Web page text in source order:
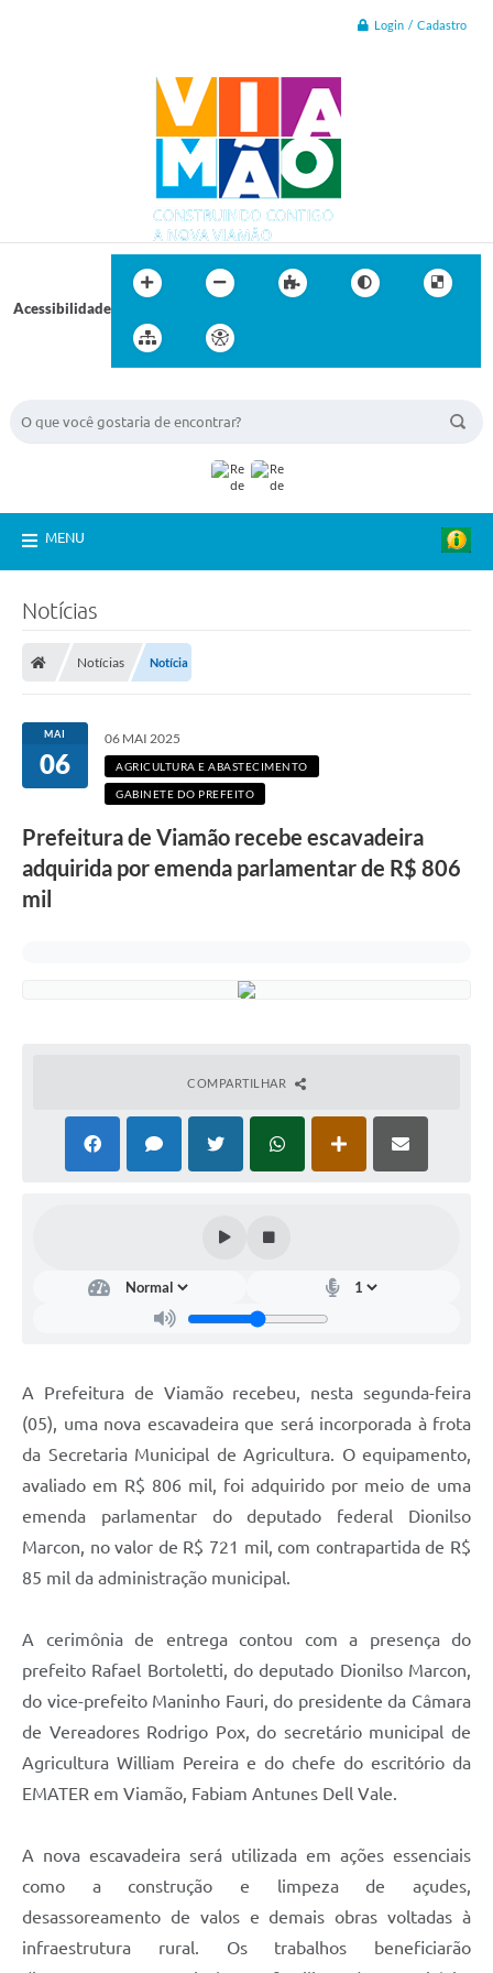
Login / Cadastro
Acessibilidade
MENU
Notícias
Notícias Notícia
MAI
06
06 MAI 2025
AGRICULTURA E ABASTECIMENTO
GABINETE DO PREFEITO
Prefeitura de Viamão recebe escavadeira
adquirida por emenda parlamentar de R$ 806
mil
COMPARTILHAR
A Prefeitura de Viamão recebeu, nesta segunda-feira
(05), uma nova escavadeira que será incorporada à frota
da Secretaria Municipal de Agricultura. O equipamento,
avaliado em R$ 806 mil, foi adquirido por meio de uma
emenda parlamentar do deputado federal Dionilso
Marcon, no valor de R$ 721 mil, com contrapartida de R$
85 mil da administração municipal.
A cerimônia de entrega contou com a presença do
prefeito Rafael Bortoletti, do deputado Dionilso Marcon,
do vice-prefeito Maninho Fauri, do presidente da Câmara
de Vereadores Rodrigo Pox, do secretário municipal de
Agricultura William Pereira e do chefe do escritório da
EMATER em Viamão, Fabiam Antunes Dell Vale.
A nova escavadeira será utilizada em ações essenciais
como a construção e limpeza de açudes,
desassoreamento de valos e demais obras voltadas à
infraestrutura rural. Os trabalhos beneficiarão